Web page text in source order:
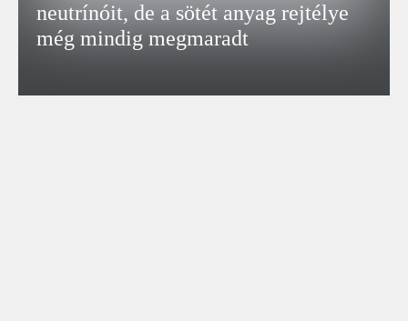
neutrínóit, de a sötét anyag rejtélye
még mindig megmaradt